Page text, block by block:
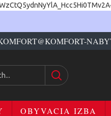
OBYVACIA IZBA